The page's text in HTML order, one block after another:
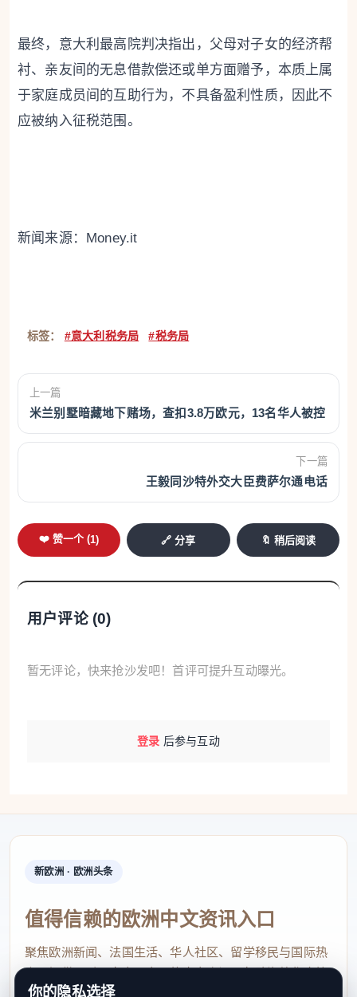
最终，意大利最高院判决指出，父母对子女的经济帮
衬、亲友间的无息借款偿还或单方面赠予，本质上属
于家庭成员间的互助行为，不具备盈利性质，因此不
应被纳入征税范围。
新闻来源：Money.it
标签： #意大利税务局 #税务局
上一篇
米兰别墅暗藏地下赌场，查扣3.8万欧元，13名华人被控
下一篇
王毅同沙特外交大臣费萨尔通电话
❤️ 赞一个 (1) 🔗 分享 🔖 稍后阅读
用户评论 (0)
暂无评论，快来抢沙发吧！首评可提升互动曝光。
登录 后参与互动
新欧洲 · 欧洲头条
值得信赖的欧洲中文资讯入口
聚焦欧洲新闻、法国生活、华人社区、留学移民与国际热
点，提供及时、真实、实用的中文资讯，帮助海外华人快
速了解欧洲动态。
你的隐私选择